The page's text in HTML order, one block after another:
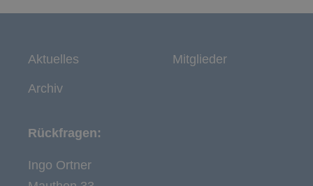
Aktuelles
Archiv
Mitglieder
Rückfragen:
Ingo Ortner